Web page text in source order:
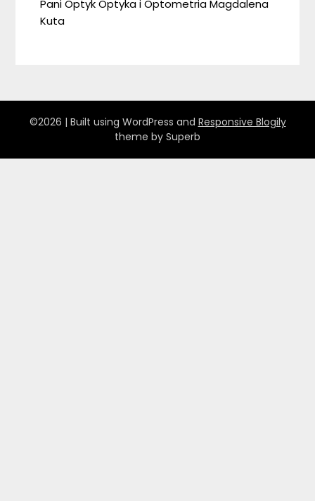
Pani Optyk Optyka i Optometria Magdalena
Kuta
©2026 | Built using WordPress and Responsive Blogily
theme by Superb